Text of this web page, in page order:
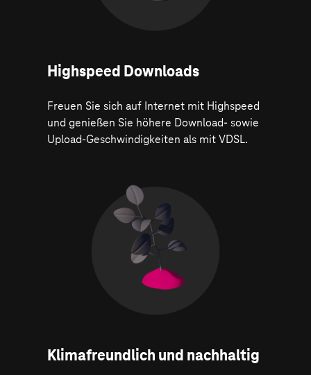
Highspeed Downloads
Freuen Sie sich auf Internet mit Highspeed
und genießen Sie höhere Download- sowie
Upload-Geschwindigkeiten als mit VDSL.
Klima­freundlich und nachhaltig